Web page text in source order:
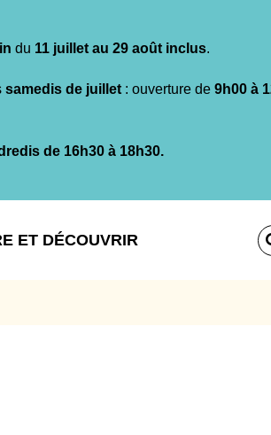
du 11 juillet au 29 août inclus.
samedis de juillet : ouverture de 9h00 à
de 16h30 à 18h30.
ET DÉCOUVRIR